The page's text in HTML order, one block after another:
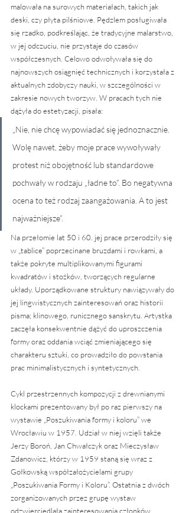
malowała na surowych materiałach, takich jak
deski, czy płyta pilśniowe. Pędzlem posługiwała
się rzadko, podkreślając, że tradycyjne malarstwo,
w jej odczuciu, nie przystaje do czasów
współczesnych. Celowo odwoływała się do
najnowszych osiągnięć technicznych i korzystała z
aktualnych zdobyczy nauki, w szczególności w
zakresie nowych tworzyw. W pracach tych nie
dążyła do estetyzacji, pisała:
„Nie, nie chcę wypowiadać się jednoznacznie.
Wolę nawet, żeby moje prace wywoływały
protest niż obojętność lub standardowe
pochwały w rodzaju „ładne to”. Bo negatywna
ocena to też rodzaj zaangażowania. A to jest
najważniejsze”.
Na przełomie lat 50 i 60. jej prace przerodziły się
w „tablice” poprzecinane bruzdami i rowkami, a
także pokryte multiplikowanymi figurami
kwadratów i stożków, tworzących regularne
układy. Uporządkowane struktury nawiązywały do
jej lingwistycznych zainteresowań oraz historii
pisma; klinowego, runicznego sanskrytu. Artystka
zaczęła konsekwentnie dążyć do uproszczenia
formy oraz oddania wciąć zmieniającego się
charakteru sztuki, co prowadziło do powstania
prac minimalistycznych i syntetycznych.
Cykl przestrzennych kompozycji z drewnianymi
klockami prezentowany był po raz pierwszy na
wystawie „Poszukiwania formy i koloru” we
Wrocławiu w 1957. Udział w niej wzięli także
Jerzy Boroń, Jan Chwałczyk oraz Mieczysław
Zdanowicz, którzy w 1959 staną się wraz z
Gołkowską współzałożycielami grupy
„Poszukiwania Formy i Koloru”. Ostatnia z dwóch
zorganizowanych przez grupę wystaw
odzwierciedlała zainteresowania członków